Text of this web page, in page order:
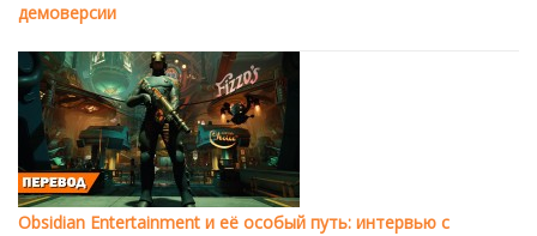
демоверсии
Obsidian Entertainment и её особый путь: интервью с